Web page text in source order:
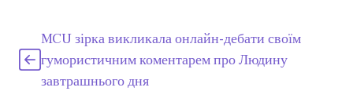
MCU зірка викликала онлайн-дебати своїм
гумористичним коментарем про Людину
завтрашнього дня